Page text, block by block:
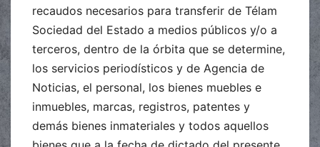
recaudos necesarios para transferir de Télam
Sociedad del Estado a medios públicos y/o a
terceros, dentro de la órbita que se determine,
los servicios periodísticos y de Agencia de
Noticias, el personal, los bienes muebles e
inmuebles, marcas, registros, patentes y
demás bienes inmateriales y todos aquellos